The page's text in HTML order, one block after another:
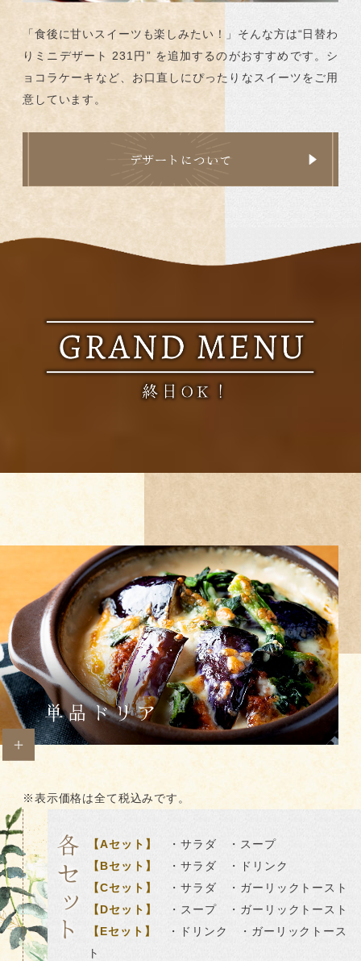
「食後に甘いスイーツも楽しみたい！」そんな方は“日替わ
りミニデザート 231円” を追加するのがおすすめです。シ
ョコラケーキなど、お口直しにぴったりなスイーツをご用
意しています。
デザートについて
※表示価格は全て税込みです。
各セット 【Aセット】
・サラダ ・スープ
【Bセット】
・サラダ ・ドリンク
【Cセット】
・サラダ ・ガーリックトースト
【Dセット】
・スープ ・ガーリックトースト
【Eセット】
・ドリンク ・ガーリックトース
ト